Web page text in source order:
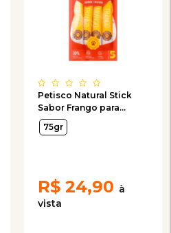
Petisco Natural Stick
Sabor Frango para
Gatos com 5 Unidades
de 15g
75gr
R$ 24,90